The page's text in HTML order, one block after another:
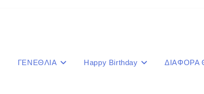
ΓΕΝΕΘΛΙΑ Happy Birthday ΔΙΑΦΟΡΑ